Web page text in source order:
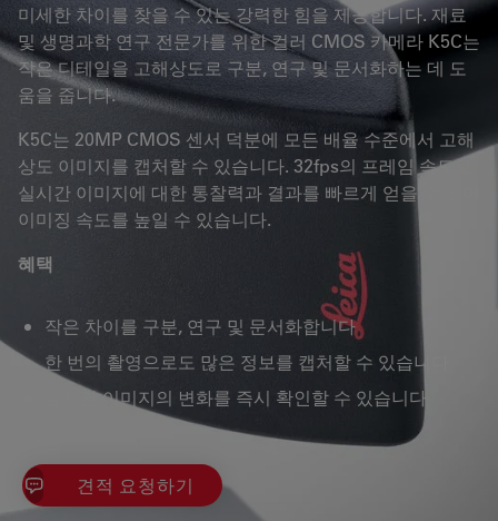
미세한 차이를 찾을 수 있는 강력한 힘을 제공합니다. 재료
및 생명과학 연구 전문가를 위한 컬러 CMOS 카메라 K5C는
작은 디테일을 고해상도로 구분, 연구 및 문서화하는 데 도
움을 줍니다.
K5C는 20MP CMOS 센서 덕분에 모든 배율 수준에서 고해
상도 이미지를 캡처할 수 있습니다. 32fps의 프레임 속도로
실시간 이미지에 대한 통찰력과 결과를 빠르게 얻을 수 있어
이미징 속도를 높일 수 있습니다.
혜택
작은 차이를 구분, 연구 및 문서화합니다
한 번의 촬영으로도 많은 정보를 캡처할 수 있습니다
실시간 이미지의 변화를 즉시 확인할 수 있습니다
견적 요청하기